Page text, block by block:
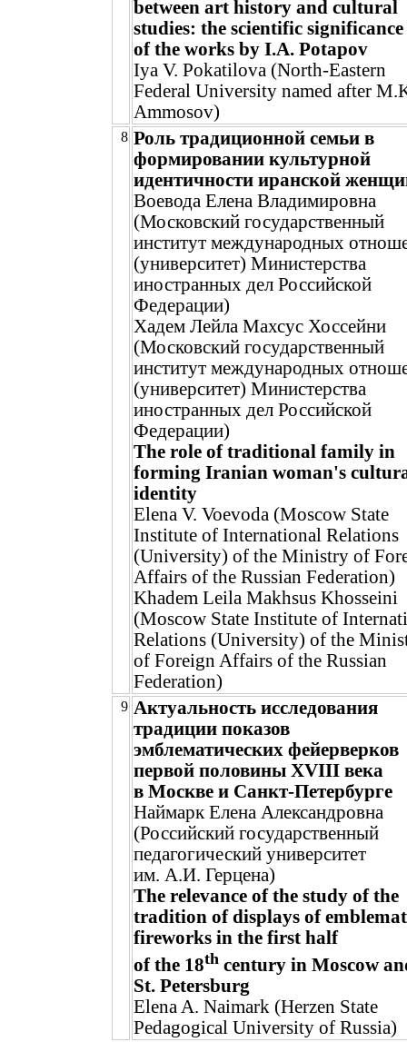
between art history and cultural
studies: the scientific significance
of the works by I.A. Potapov
Iya V. Pokatilova (North-Eastern
Federal University named after
Ammosov)
8 Роль традиционной семьи в
формировании культурной
идентичности иранской
Воевода Елена Владимировна
(Московский государственный
институт международных
(университет) Министерства
иностранных дел Российской
Федерации)
Хадем Лейла Махсус Хоссейни
(Московский государственный
институт международных
(университет) Министерства
иностранных дел Российской
Федерации)
The role of traditional family in
forming Iranian woman's
identity
Elena V. Voevoda (Moscow State
Institute of International Relations
(University) of the Ministry of
Affairs of the Russian Federation)
Khadem Leila Makhsus Khosseini
(Moscow State Institute of
Relations (University) of the
of Foreign Affairs of the Russian
Federation)
9 Актуальность исследования
традиции показов
эмблематических фейерверков
первой половины XVIII века
в Москве и Санкт-Петербурге
Наймарк Елена Александровна
(Российский государственный
педагогический университет
им. А.И. Герцена)
The relevance of the study of the
tradition of displays of
fireworks in the first half
of the 18th century in Moscow
St. Petersburg
Elena A. Naimark (Herzen State
Pedagogical University of Russia)